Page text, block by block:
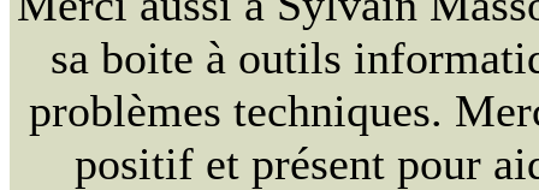
sa boite à outils
problèmes techniques.
positif et présent pour